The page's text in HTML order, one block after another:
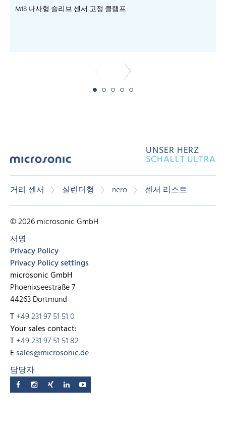
M18 나사형 슬리브 센서 고정 클램프
UNSER HERZ
SCHALLT ULTRA
거리 센서 실린더형 nero 센서 리스트
© 2026 microsonic GmbH
서명
Privacy Policy
Privacy Policy settings
microsonic GmbH
Phoenixseestraße 7
44263 Dortmund
T+49 231 97 51 51 0
Your sales contact:
T+49 231 97 51 51 82
Esales@microsonic.de
담당자